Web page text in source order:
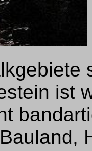
ist